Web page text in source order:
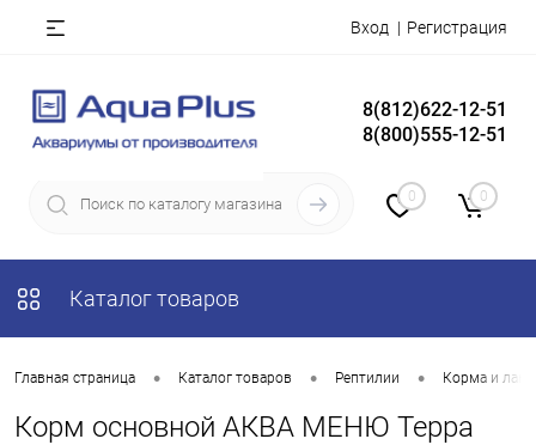
Вход Регистрация
8(812)622-12-51
8(800)555-12-51
0 0
Каталог товаров
Главная страница • Каталог товаров • Рептилии • Корма и
Корм основной АКВА МЕНЮ Терра